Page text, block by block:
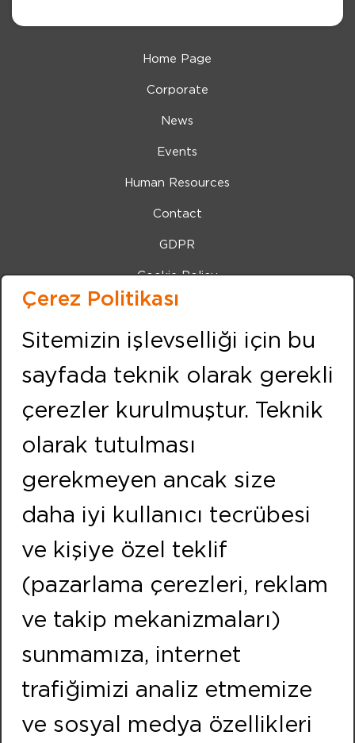
Çerez Politikası
Sitemizin işlevselliği için bu
sayfada teknik olarak gerekli
çerezler kurulmuştur. Teknik
olarak tutulması
gerekmeyen ancak size
daha iyi kullanıcı tecrübesi
ve kişiye özel teklif
(pazarlama çerezleri, reklam
ve takip mekanizmaları)
sunmamıza, internet
trafiğimizi analiz etmemize
ve sosyal medya özellikleri
Home Page
Corporate
News
Events
Human Resources
Contact
GDPR
Cookie Policy
Bilgi Toplumu Hizmetleri
IZMIR (Center Office)
Address:
Kemalpasa Road 7405 Street No:8 Pınarbası IZMIR
Phone: +90 232 479 10 10
Fax: +90 232 479 91 91
FOLLOW US
ISTANBUL
Neighbourhood of Merkez Efnan Street No:9
Cekmekoy / ISTANBUL